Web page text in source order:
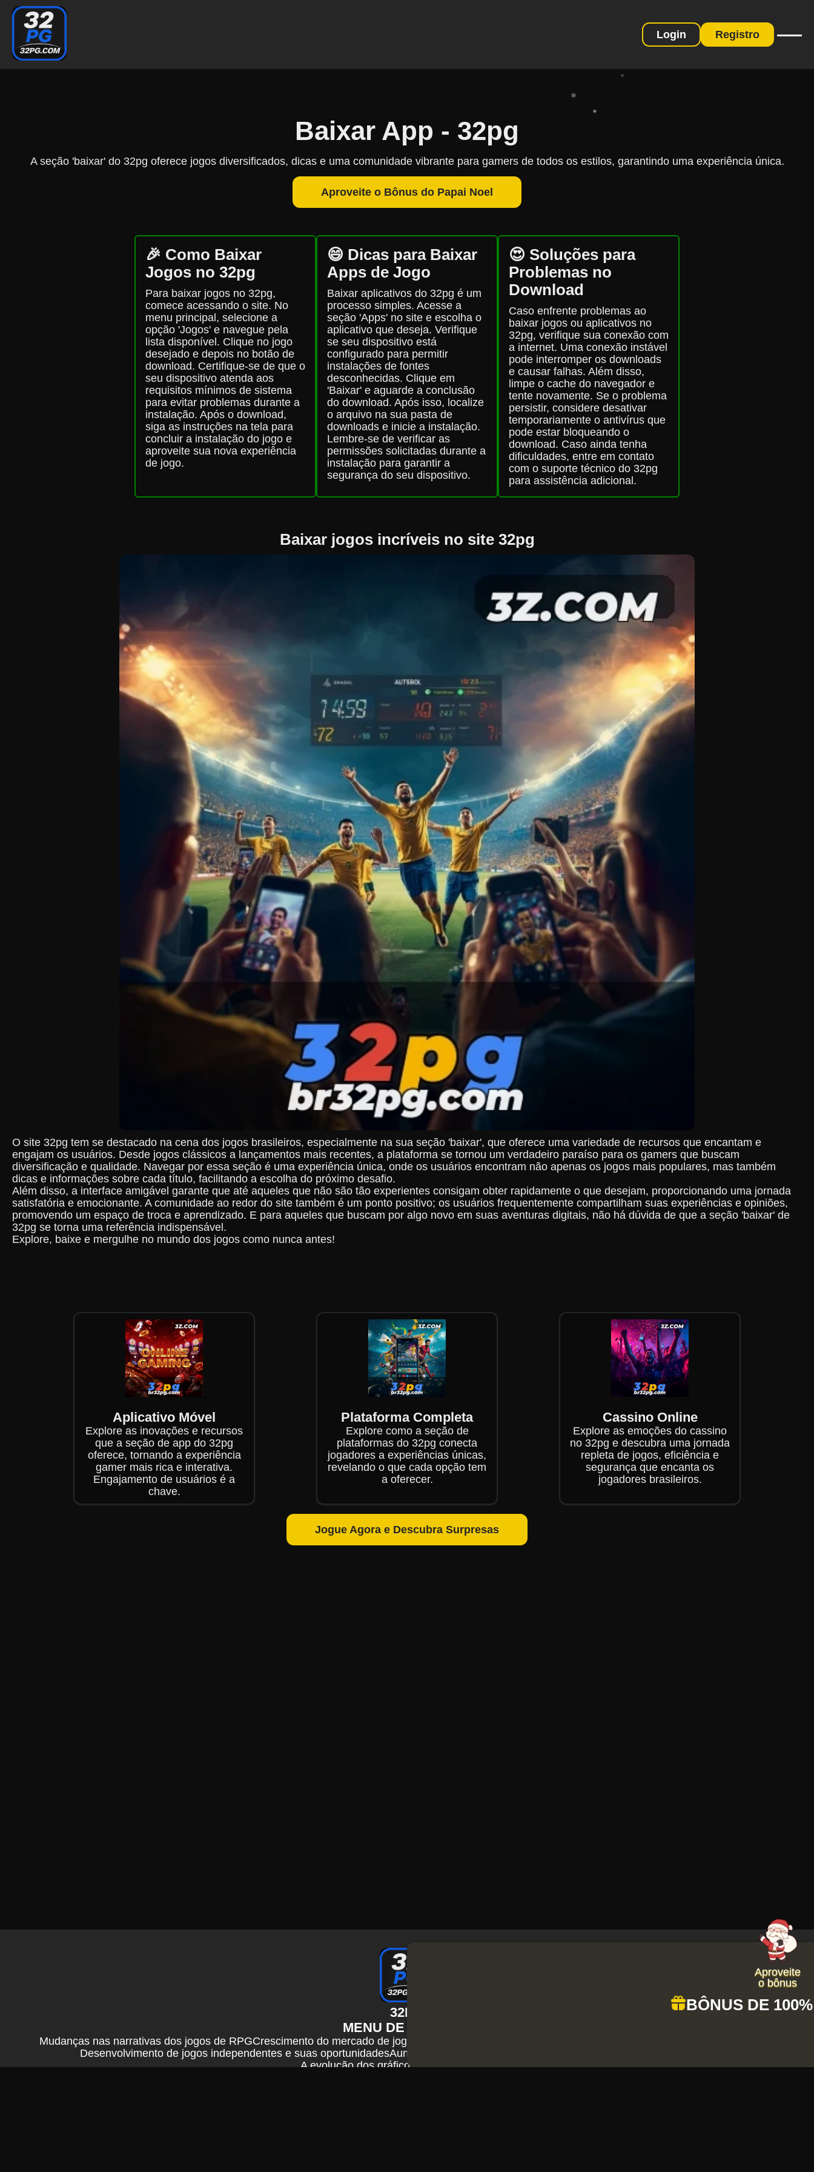
Login Registro
Baixar App - 32pg
A seção 'baixar' do 32pg oferece jogos diversificados, dicas e uma comunidade vibrante para gamers de todos os estilos, garantindo uma experiência única.
Aproveite o Bônus do Papai Noel
🎉 Como Baixar
Jogos no 32pg
Para baixar jogos no 32pg,
comece acessando o site. No
menu principal, selecione a
opção 'Jogos' e navegue pela
lista disponível. Clique no jogo
desejado e depois no botão de
download. Certifique-se de que o
seu dispositivo atenda aos
requisitos mínimos de sistema
para evitar problemas durante a
instalação. Após o download,
siga as instruções na tela para
concluir a instalação do jogo e
aproveite sua nova experiência
de jogo.
😄 Dicas para Baixar
Apps de Jogo
Baixar aplicativos do 32pg é um
processo simples. Acesse a
seção 'Apps' no site e escolha o
aplicativo que deseja. Verifique
se seu dispositivo está
configurado para permitir
instalações de fontes
desconhecidas. Clique em
'Baixar' e aguarde a conclusão
do download. Após isso, localize
o arquivo na sua pasta de
downloads e inicie a instalação.
Lembre-se de verificar as
permissões solicitadas durante a
instalação para garantir a
segurança do seu dispositivo.
😍 Soluções para
Problemas no
Download
Caso enfrente problemas ao
baixar jogos ou aplicativos no
32pg, verifique sua conexão com
a internet. Uma conexão instável
pode interromper os downloads
e causar falhas. Além disso,
limpe o cache do navegador e
tente novamente. Se o problema
persistir, considere desativar
temporariamente o antivírus que
pode estar bloqueando o
download. Caso ainda tenha
dificuldades, entre em contato
com o suporte técnico do 32pg
para assistência adicional.
Baixar jogos incríveis no site 32pg
O site 32pg tem se destacado na cena dos jogos brasileiros, especialmente na sua seção 'baixar', que oferece uma variedade de recursos que encantam e
engajam os usuários. Desde jogos clássicos a lançamentos mais recentes, a plataforma se tornou um verdadeiro paraíso para os gamers que buscam
diversificação e qualidade. Navegar por essa seção é uma experiência única, onde os usuários encontram não apenas os jogos mais populares, mas também
dicas e informações sobre cada título, facilitando a escolha do próximo desafio.
Além disso, a interface amigável garante que até aqueles que não são tão experientes consigam obter rapidamente o que desejam, proporcionando uma jornada
satisfatória e emocionante. A comunidade ao redor do site também é um ponto positivo; os usuários frequentemente compartilham suas experiências e opiniões,
promovendo um espaço de troca e aprendizado. E para aqueles que buscam por algo novo em suas aventuras digitais, não há dúvida de que a seção 'baixar' de
32pg se torna uma referência indispensável.
Explore, baixe e mergulhe no mundo dos jogos como nunca antes!
Aplicativo Móvel
Explore as inovações e recursos
que a seção de app do 32pg
oferece, tornando a experiência
gamer mais rica e interativa.
Engajamento de usuários é a
chave.
Plataforma Completa
Explore como a seção de
plataformas do 32pg conecta
jogadores a experiências únicas,
revelando o que cada opção tem
a oferecer.
Cassino Online
Explore as emoções do cassino
no 32pg e descubra uma jornada
repleta de jogos, eficiência e
segurança que encanta os
jogadores brasileiros.
Jogue Agora e Descubra Surpresas
32PG
MENU DE NOTÍCIAS
Mudanças nas narrativas dos jogos de RPGCrescimento do mercado de jogos mobile
Desenvolvimento de jogos independentes e suas oportunidadesAumento no número de estúdios independentes impulsiona criatividade
A evolução dos gráficos em jogos modernos
BÔNUS DE
Aproveite
o bônus
❄